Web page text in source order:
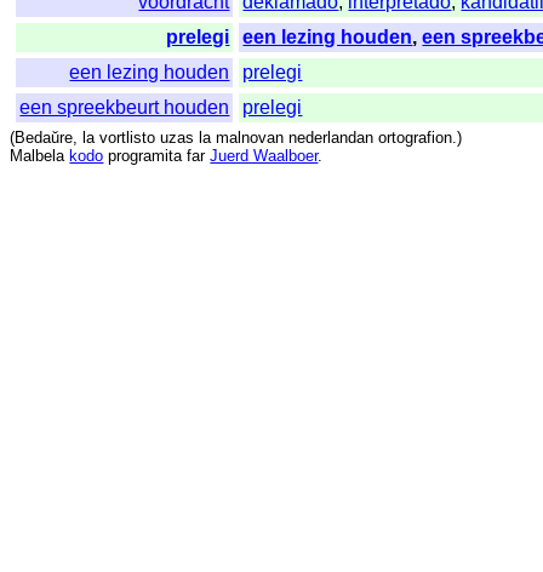
prelegi
een lezing houden,een
een lezing houden
prelegi
een spreekbeurt houden
prelegi
(Bedaŭre, la vortlisto uzas la malnovan nederlandan ortografion.)
Malbela kodo programita far Juerd Waalboer.